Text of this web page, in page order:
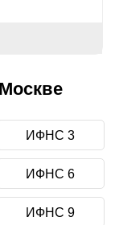
ИФНС 3
ИФНС 6
ИФНС 9